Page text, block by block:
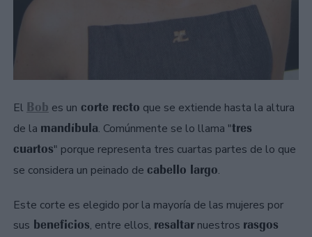
El Bob es un corte recto que se extiende hasta la altura
de la mandíbula. Comúnmente se lo llama "tres
cuartos" porque representa tres cuartas partes de lo que
se considera un peinado de cabello largo.
Este corte es elegido por la mayoría de las mujeres por
sus beneficios, entre ellos, resaltar nuestros rasgos